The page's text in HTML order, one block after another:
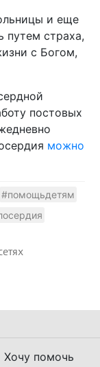
и еще
путем страха,
с Богом,
постовых
можно
#помощьдетям
Хочу помочь